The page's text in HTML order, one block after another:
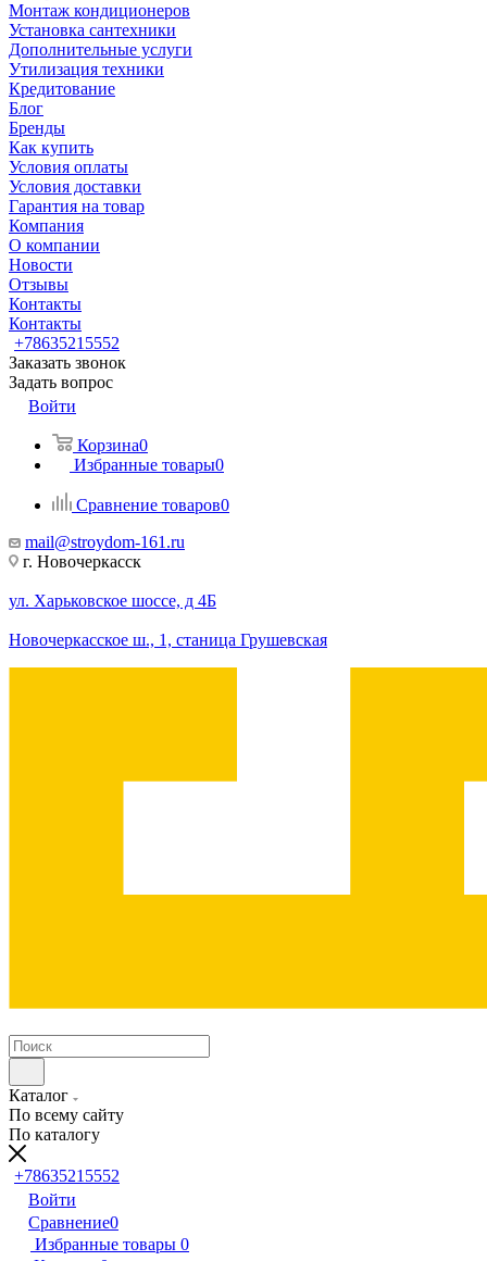
Монтаж кондиционеров
Установка сантехники
Дополнительные услуги
Утилизация техники
Кредитование
Блог
Бренды
Как купить
Условия оплаты
Условия доставки
Гарантия на товар
Компания
О компании
Новости
Отзывы
Контакты
Контакты
+78635215552
Заказать звонок
Задать вопрос
Войти
Корзина0
Избранные товары0
Сравнение товаров0
mail@stroydom-161.ru
г. Новочеркасск
ул. Харьковское шоссе, д 4Б
Новочеркасское ш., 1, станица Грушевская
Каталог
По всему сайту
По каталогу
+78635215552
Войти
Сравнение0
Избранные товары 0